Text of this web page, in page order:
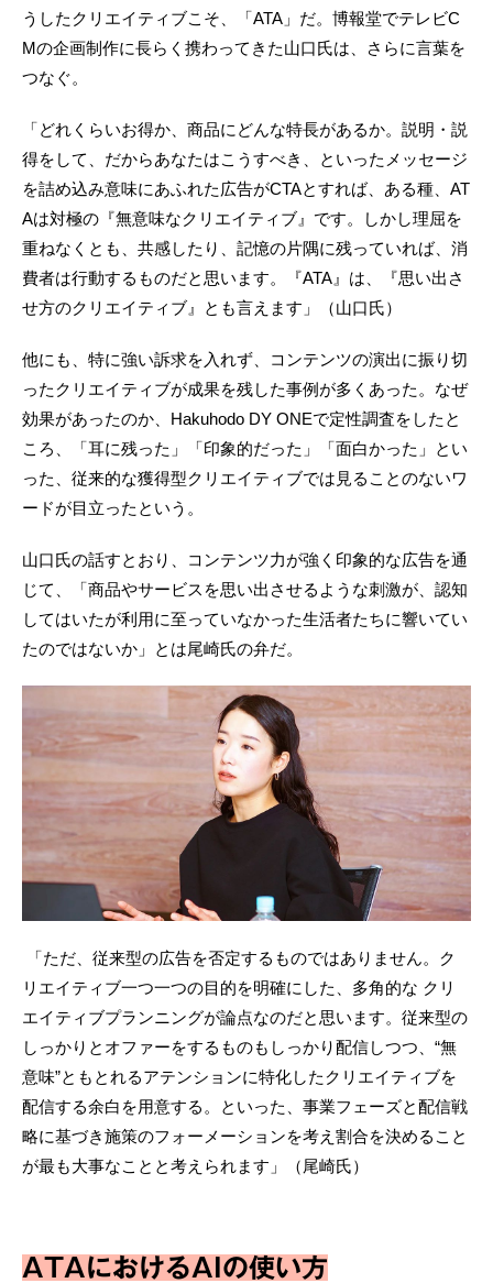
うしたクリエイティブこそ、「ATA」だ。博報堂でテレビC
Mの企画制作に長らく携わってきた山口氏は、さらに言葉を
つなぐ。
「どれくらいお得か、商品にどんな特長があるか。説明・説
得をして、だからあなたはこうすべき、といったメッセージ
を詰め込み意味にあふれた広告がCTAとすれば、ある種、AT
Aは対極の『無意味なクリエイティブ』です。しかし理屈を
重ねなくとも、共感したり、記憶の片隅に残っていれば、消
費者は行動するものだと思います。『ATA』は、『思い出さ
せ方のクリエイティブ』とも言えます」（山口氏）
他にも、特に強い訴求を入れず、コンテンツの演出に振り切
ったクリエイティブが成果を残した事例が多くあった。なぜ
効果があったのか、Hakuhodo DY ONEで定性調査をしたと
ころ、「耳に残った」「印象的だった」「面白かった」とい
った、従来的な獲得型クリエイティブでは見ることのないワ
ードが目立ったという。
山口氏の話すとおり、コンテンツ力が強く印象的な広告を通
じて、「商品やサービスを思い出させるような刺激が、認知
してはいたが利用に至っていなかった生活者たちに響いてい
たのではないか」とは尾崎氏の弁だ。
「ただ、従来型の広告を否定するものではありません。ク
リエイティブ一つ一つの目的を明確にした、多角的な クリ
エイティブプランニングが論点なのだと思います。従来型の
しっかりとオファーをするものもしっかり配信しつつ、“無
意味”ともとれるアテンションに特化したクリエイティブを
配信する余白を用意する。といった、事業フェーズと配信戦
略に基づき施策のフォーメーションを考え割合を決めること
が最も大事なことと考えられます」（尾崎氏）
ATAにおけるAIの使い方